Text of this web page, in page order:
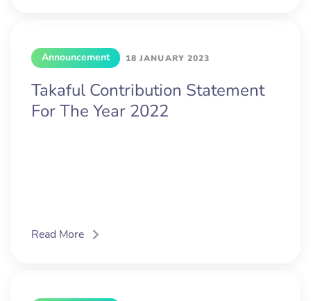
Announcement 18 JANUARY 2023
Takaful Contribution Statement
For The Year 2022
Read More